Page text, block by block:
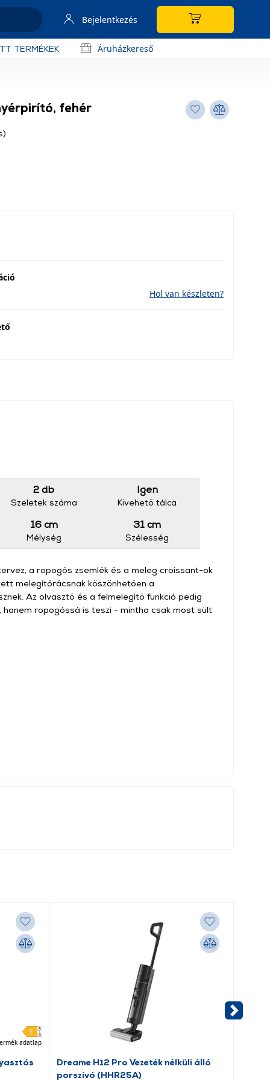
Bejelentkezés
TERMÉKEK Áruházkereső
fehér
Hol van készleten?
2 db
Szeletek száma
Igen
Kivehető tálca
16 cm
Mélység
31 cm
Szélesség
a ropogós zsemlék és a meleg croissant-ok
melegítőrácsnak köszönhetően a
Az olvasztó és a felmelegítő funkció pedig
hanem ropogóssá is teszi - mintha csak most sült
adatlap
Dreame H12 Pro Vezeték nélküli álló
porszívó (HHR25A)